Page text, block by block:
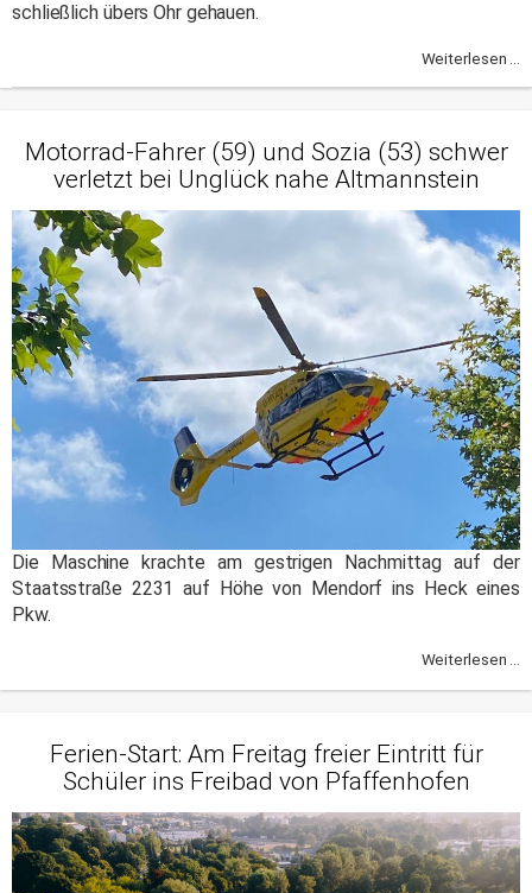
schließlich übers Ohr gehauen.
Weiterlesen ...
Motorrad-Fahrer (59) und Sozia (53) schwer
verletzt bei Unglück nahe Altmannstein
Die Maschine krachte am gestrigen Nachmittag auf der
Staatsstraße 2231 auf Höhe von Mendorf ins Heck eines
Pkw.
Weiterlesen ...
Ferien-Start: Am Freitag freier Eintritt für
Schüler ins Freibad von Pfaffenhofen